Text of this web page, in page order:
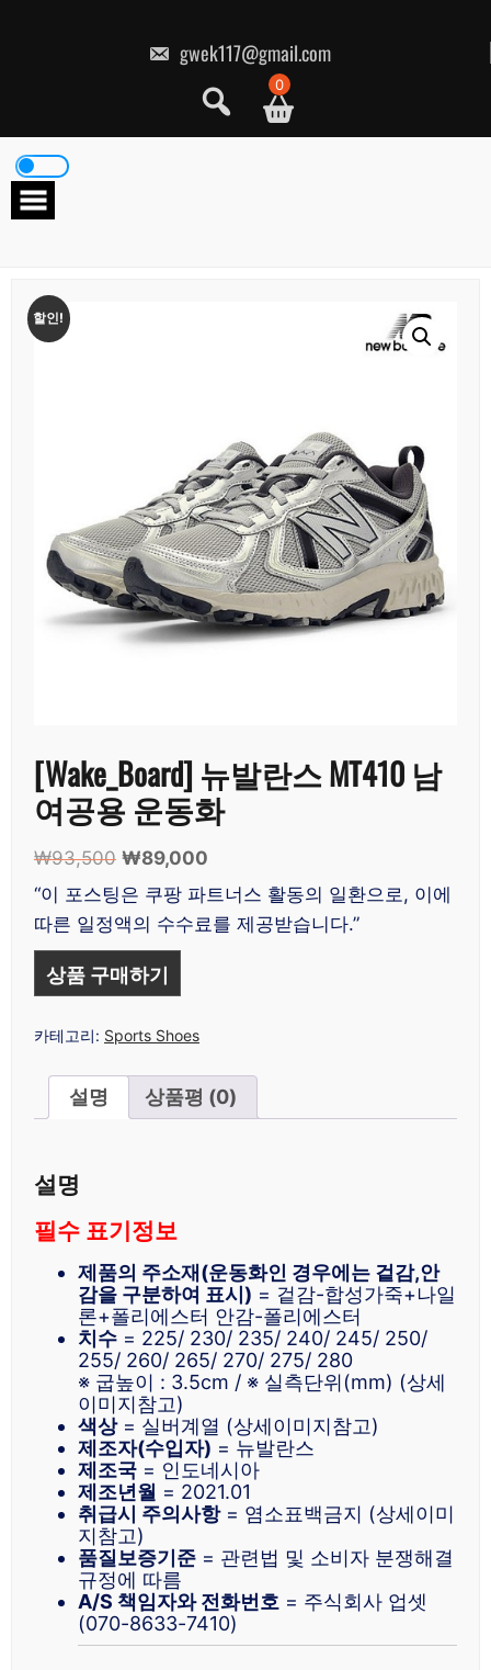
gwek117@gmail.com
0
할인!
[Wake_Board] 뉴발란스 MT410 남
여공용 운동화
₩93,500 원
래
가
격:
₩93,500.
₩89,000
재
가
격:
“이 포스팅은 쿠팡 파트너스 활동의 일환으로, 이에
따른 일정액의 수수료를 제공받습니다.”
상품 구매하기
카테고리: Sports Shoes
설명 상품평 (0)
설명
필수 표기정보
제품의 주소재(운동화인 경우에는 겉감,안
감을 구분하여 표시) = 겉감-합성가죽+나일
론+폴리에스터 안감-폴리에스터
치수 = 225/ 230/ 235/ 240/ 245/ 250/
255/ 260/ 265/ 270/ 275/ 280
※ 굽높이 : 3.5cm / ※ 실측단위(mm) (상세
이미지참고)
색상= 실버계열 (상세이미지참고)
제조자(수입자) = 뉴발란스
제조국 = 인도네시아
제조년월 = 2021.01
취급시 주의사항= 염소표백금지 (상세이미
지참고)
품질보증기준 = 관련법 및 소비자 분쟁해결
규정에 따름
A/S 책임자와 전화번호 = 주식회사 업셋
(070-8633-7410)